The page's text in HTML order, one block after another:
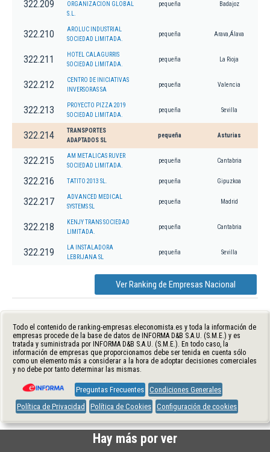
322.209
ORGANIZACION GLOBAL
S.L.
pequeña Badajoz
322.210
AROLUC INDUSTRIAL
SOCIEDAD LIMITADA.
pequeña Arava,Álava
322.211
HOTEL CALAGURRIS
SOCIEDAD LIMITADA.
pequeña La Rioja
322.212
CENTRO DE INICIATIVAS
INVERSORAS SA
pequeña Valencia
322.213
PROYECTO PIZZA 2019
SOCIEDAD LIMITADA.
pequeña Sevilla
322.214
TRANSPORTES
ADAPTADOS SL
pequeña Asturias
322.215
AM METALICAS RUVER
SOCIEDAD LIMITADA.
pequeña Cantabria
322.216 TATITO 2013 SL. pequeña Gipuzkoa
322.217
ADVANCED MEDICAL
SYSTEMS SL
pequeña Madrid
322.218
KENJY TRANS SOCIEDAD
LIMITADA.
pequeña Cantabria
322.219
LA INSTALADORA
LEBRIJANA SL
pequeña Sevilla
Ver Ranking de Empresas Nacional
Todo el contenido de ranking-empresas.eleconomista.es y toda la información de
empresas procede de la base de datos de INFORMA D&B S.A.U. (S.M.E.) y es
tratada y suministrada por INFORMA D&B S.A.U. (S.M.E.). En todo caso, la
información de empresas que proporcionamos debe ser tenida en cuenta sólo
como un elemento más a considerar a la hora de adoptar decisiones comerciales
y no debe por tanto determinar las mismas.
Preguntas Frecuentes Condiciones Generales
Política de Privacidad
Política de Cookies Configuración de cookies
Hay más por ver